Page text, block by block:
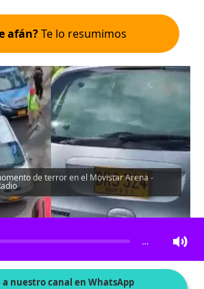
afán?Te lo resumimos
de terror en el Movistar Arena -
Escucha el artículo
…
a nuestro canal en WhatsApp